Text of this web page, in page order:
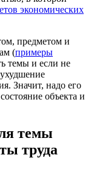
экономических
предметом и
(примеры
темы и если не
Значит, надо его
объекта и
темы
труда